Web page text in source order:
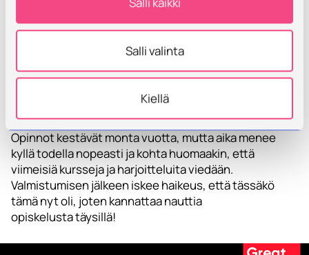
Salli valinta
Kiellä
tulevaisuudenhaaveita sinulla on?
Nyt ainakin keskityn vaan työntekoon ja kasvatan
olisi kiva osallistua joihinkin koulutuksiin
Hyviä vinkkejä tuleville opiskelijoille?
Opinnot kestävät monta vuotta, mutta aika menee
kyllä todella nopeasti ja kohta huomaakin, että
viimeisiä kursseja ja harjoitteluita viedään.
Valmistumisen jälkeen iskee haikeus, että tässäkö
tämä nyt oli, joten kannattaa nauttia
opiskelusta täysillä!